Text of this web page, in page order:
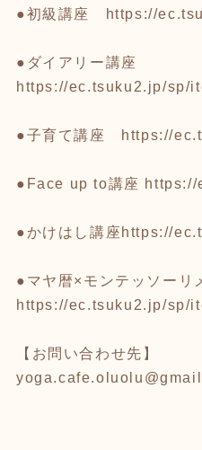
●初級講座 https://
●ダイアリー講座
https://ec.tsuku2.jp/sp/
●子育て講座 https://
●Face up to講座 https://
●かけはし講座 https://
●マヤ暦×モンテッソーリ
https://ec.tsuku2.jp/sp/
【お問い合わせ先】